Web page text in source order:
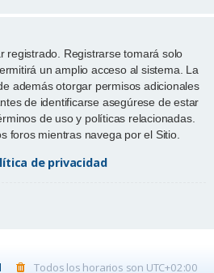
registrado. Registrarse tomará solo
un amplio acceso al sistema. La
además otorgar permisos adicionales
de identificarse asegúrese de estar
de uso y políticas relacionadas.
foros mientras navega por el Sitio.
de privacidad
Todos los horarios son UTC+02:00